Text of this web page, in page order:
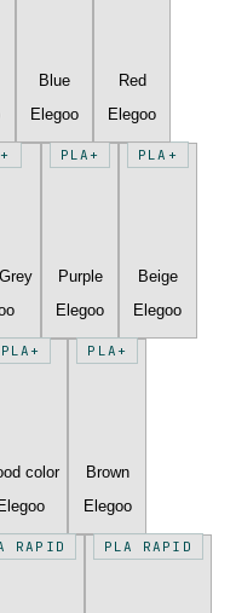
Blue
Elegoo
Red
Elegoo
PLA+
Purple
Elegoo
PLA+
Beige
Elegoo
PLA+
color
Elegoo
PLA+
Brown
Elegoo
RAPID PLA RAPID